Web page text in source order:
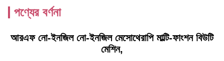
পণ্যের বর্ণনা
আরএফ নো-ইনজিল নো-ইনজিল মেসোথেরাপি মাল্টি-ফাংশন বিউটি
মেশিন,